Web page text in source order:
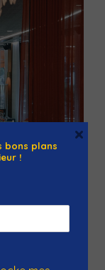
bons plans
!
×